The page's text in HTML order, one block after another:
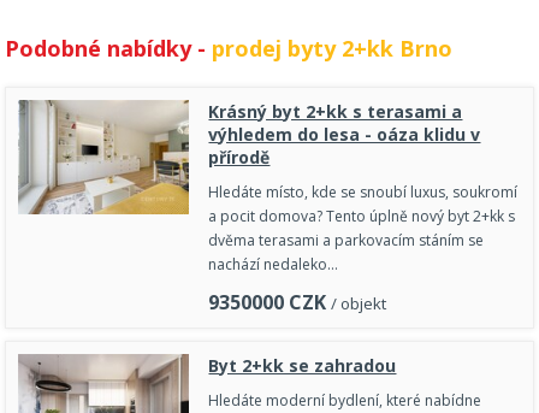
Podobné nabídky - prodej byty 2+kk Brno
Krásný byt 2+kk s terasami a
výhledem do lesa - oáza klidu v
přírodě
Hledáte místo, kde se snoubí luxus, soukromí
a pocit domova? Tento úplně nový byt 2+kk s
dvěma terasami a parkovacím stáním se
nachází nedaleko…
9350000 CZK / objekt
Byt 2+kk se zahradou
Hledáte moderní bydlení, které nabídne